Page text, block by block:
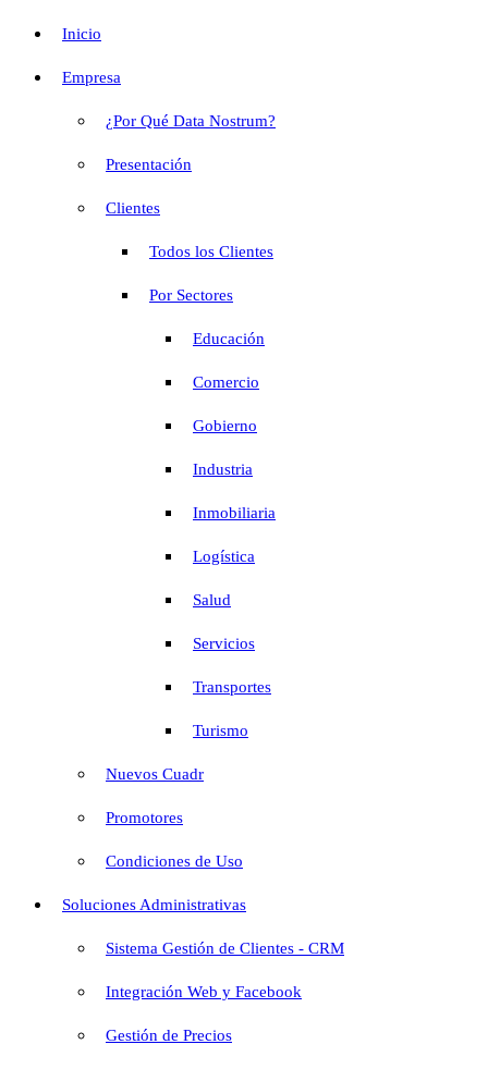
Inicio
Empresa
¿Por Qué Data Nostrum?
Presentación
Clientes
Todos los Clientes
Por Sectores
Educación
Comercio
Gobierno
Industria
Inmobiliaria
Logística
Salud
Servicios
Transportes
Turismo
Nuevos Cuadr
Promotores
Condiciones de Uso
Soluciones Administrativas
Sistema Gestión de Clientes - CRM
Integración Web y Facebook
Gestión de Precios